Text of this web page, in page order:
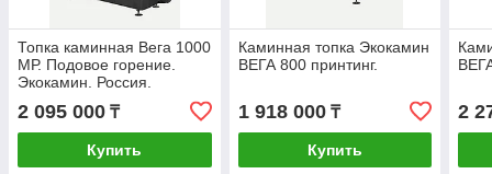
Топка каминная Вега 1000
МР. Подовое горение.
Экокамин. Россия.
2 095 000 ₸
Купить
Каминная топка Экокамин
ВЕГА 800 принтинг.
1 918 000₸
Купить
2